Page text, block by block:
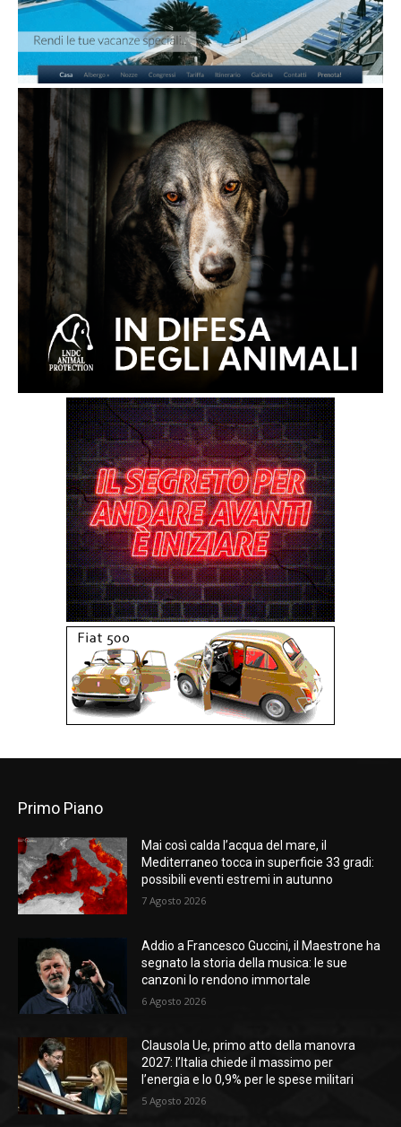
Primo Piano
Mai così calda l’acqua del mare, il
Mediterraneo tocca in superficie 33 gradi:
possibili eventi estremi in autunno
7 Agosto 2026
Addio a Francesco Guccini, il Maestrone ha
segnato la storia della musica: le sue
canzoni lo rendono immortale
6 Agosto 2026
Clausola Ue, primo atto della manovra
2027: l’Italia chiede il massimo per
l’energia e lo 0,9% per le spese militari
5 Agosto 2026